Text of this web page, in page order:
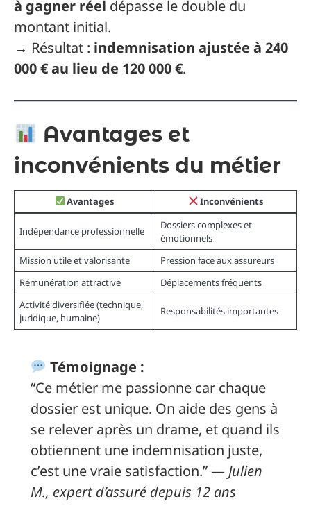
à gagner réel dépasse le double du
montant initial.
→ Résultat : indemnisation ajustée à 240
000 € au lieu de 120 000 €.
Avantages et
inconvénients du métier
Avantages Inconvénients
Indépendance professionnelle
Dossiers complexes et
émotionnels
Mission utile et valorisante
Pression face aux assureurs
Rémunération attractive
Déplacements fréquents
Activité diversifiée (technique,
juridique, humaine)
Responsabilités importantes
Témoignage :
“Ce métier me passionne car chaque
dossier est unique. On aide des gens à
se relever après un drame, et quand ils
obtiennent une indemnisation juste,
c’est une vraie satisfaction.” —Julien
M., expert d’assuré depuis 12 ans